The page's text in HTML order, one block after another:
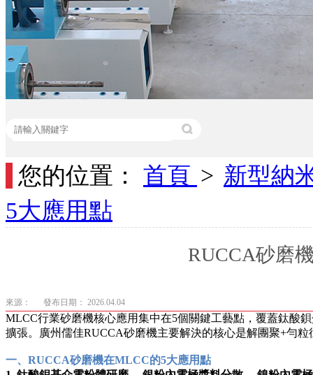
熱門關鍵詞：砂磨機應用 電子漿料砂磨機 農藥砂磨機 納米材
您的位置： 首頁 > 新型納
5大應用點
RUCCA砂磨
來源： 發布日期： 2026.04.04
MLCC行業砂磨機核心應用集中在5個關鍵工藝點，覆蓋鈦酸
擴張。廣州儒佳RUCCA砂磨機主要解決的核心是解團聚+勻
一、RUCCA砂磨機在MLCC的5大應用點